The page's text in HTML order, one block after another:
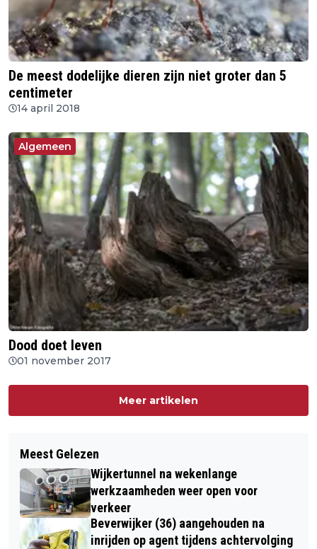
De meest dodelijke dieren zijn niet groter dan 5
centimeter
14 april 2018
Algemeen
Dood doet leven
01 november 2017
Meer artikelen
Meest Gelezen
Wijkertunnel na wekenlange
werkzaamheden weer open voor
verkeer
Beverwijker (36) aangehouden na
inrijden op agent tijdens achtervolging